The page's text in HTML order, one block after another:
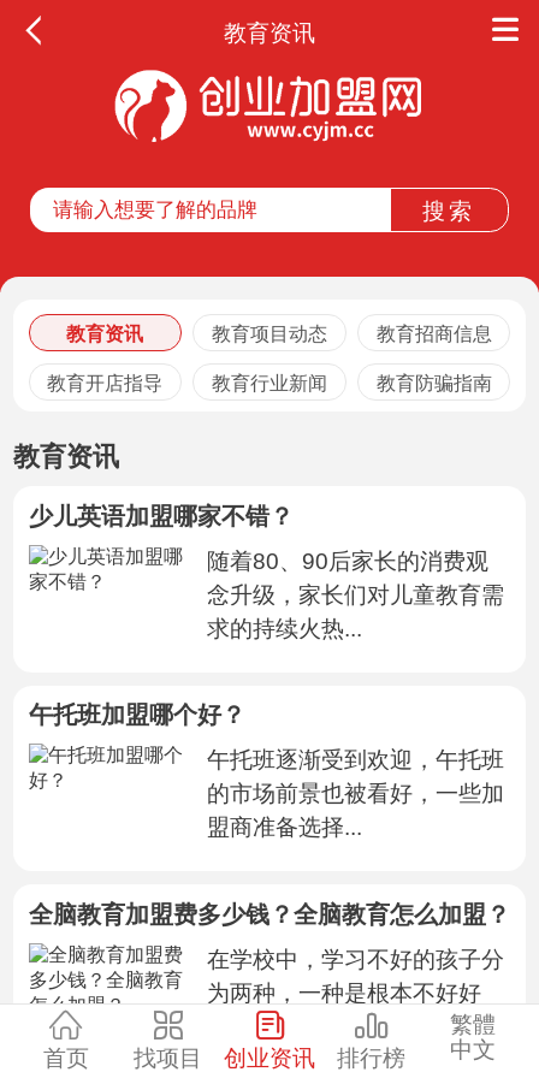
教育资讯
教育资讯 教育项目动态 教育招商信息
教育开店指导 教育行业新闻 教育防骗指南
教育资讯
少儿英语加盟哪家不错？
随着80、90后家长的消费观
念升级，家长们对儿童教育需
求的持续火热...
午托班加盟哪个好？
午托班逐渐受到欢迎，午托班
的市场前景也被看好，一些加
盟商准备选择...
全脑教育加盟费多少钱？全脑教育怎么加盟？
在学校中，学习不好的孩子分
为两种，一种是根本不好好
学，另一种是明明...
首页
找项目 创业资讯 排行榜
繁體
中文